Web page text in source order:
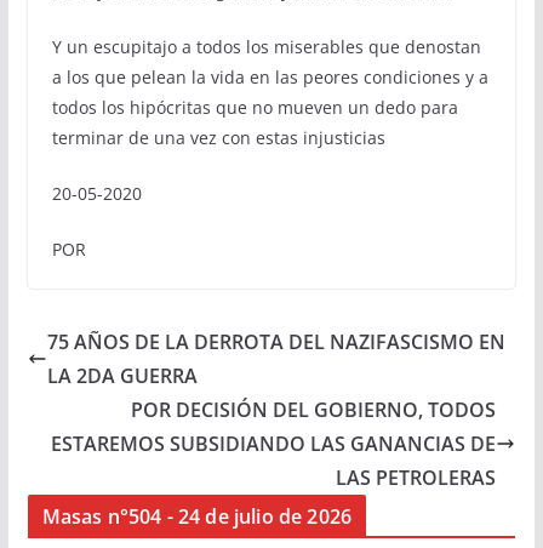
Y un escupitajo a todos los miserables que denostan
a los que pelean la vida en las peores condiciones y a
todos los hipócritas que no mueven un dedo para
terminar de una vez con estas injusticias
20-05-2020
POR
75 AÑOS DE LA DERROTA DEL NAZIFASCISMO EN
LA 2DA GUERRA
POR DECISIÓN DEL GOBIERNO, TODOS
ESTAREMOS SUBSIDIANDO LAS GANANCIAS DE
LAS PETROLERAS
Masas n°504 - 24 de julio de 2026